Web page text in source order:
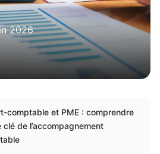
2026
comptable et PME : comprendre
clé de l’accompagnement